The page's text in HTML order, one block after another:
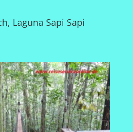
Laguna Sapi Sapi